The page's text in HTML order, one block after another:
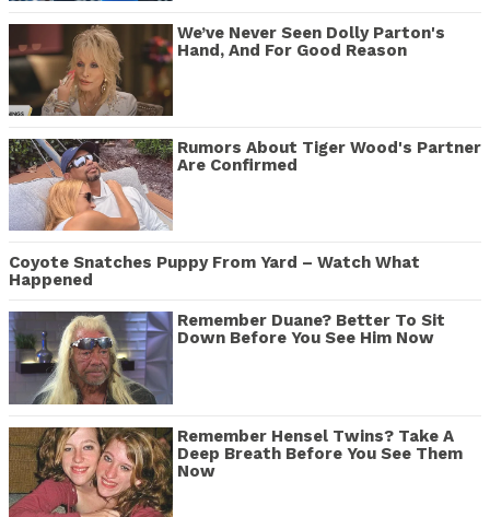
We’ve Never Seen Dolly Parton's
Hand, And For Good Reason
Rumors About Tiger Wood's Partner
Are Confirmed
Coyote Snatches Puppy From Yard – Watch What
Happened
Remember Duane? Better To Sit
Down Before You See Him Now
Remember Hensel Twins? Take A
Deep Breath Before You See Them
Now